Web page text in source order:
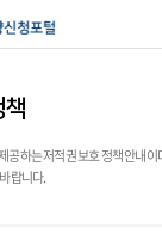
책
공하는 저적권 보호 정책 안내이
랍니다.